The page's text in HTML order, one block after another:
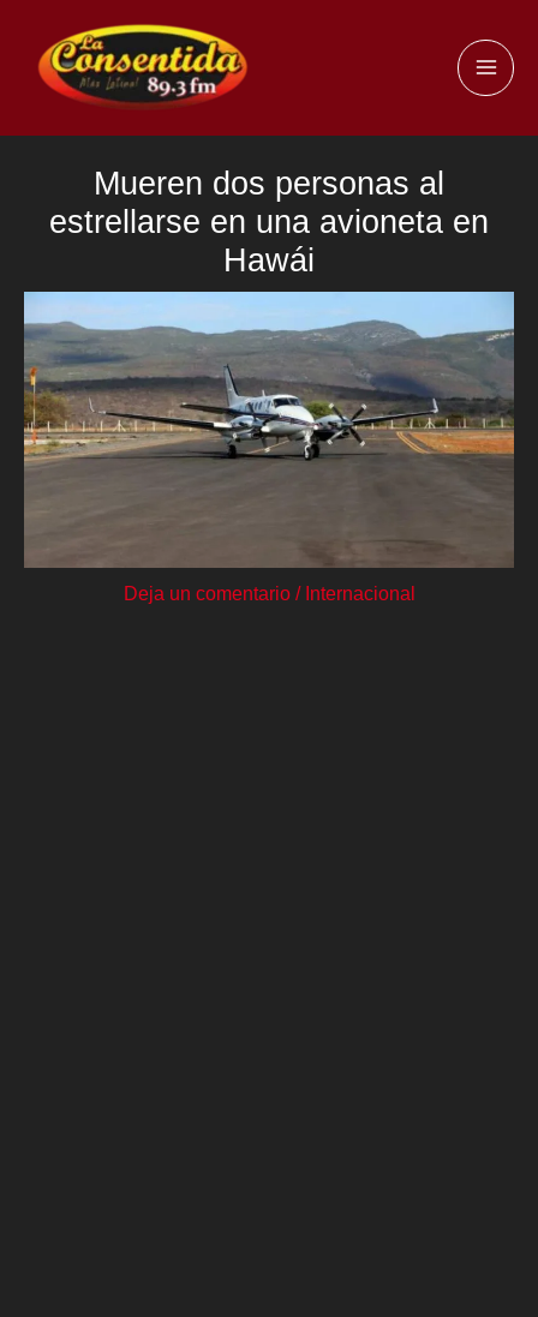
contenido
Mueren dos personas al
estrellarse en una avioneta en
Hawái
Deja un comentario / Internacional